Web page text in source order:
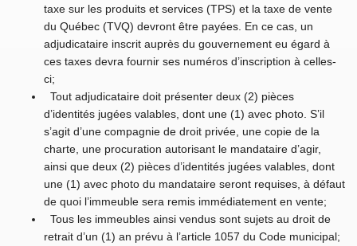
taxe sur les produits et services (TPS) et la taxe de vente
du Québec (TVQ) devront être payées. En ce cas, un
adjudicataire inscrit auprès du gouvernement eu égard à
ces taxes devra fournir ses numéros d’inscription à celles-
ci;
Tout adjudicataire doit présenter deux (2) pièces
d’identités jugées valables, dont une (1) avec photo. S’il
s’agit d’une compagnie de droit privée, une copie de la
charte, une procuration autorisant le mandataire d’agir,
ainsi que deux (2) pièces d’identités jugées valables, dont
une (1) avec photo du mandataire seront requises, à défaut
de quoi l’immeuble sera remis immédiatement en vente;
Tous les immeubles ainsi vendus sont sujets au droit de
retrait d’un (1) an prévu à l’article 1057 du Code municipal;